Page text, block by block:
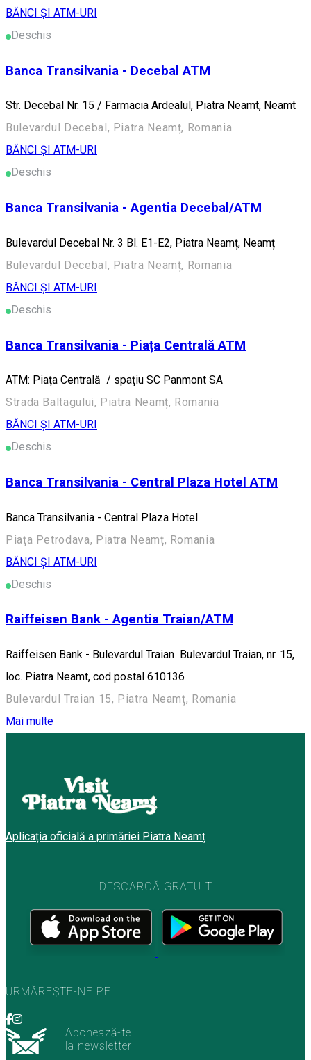
BĂNCI ȘI ATM-URI
Deschis
Banca Transilvania - Decebal ATM
Str. Decebal Nr. 15 / Farmacia Ardealul, Piatra Neamt, Neamt
Bulevardul Decebal, Piatra Neamț, Romania
BĂNCI ȘI ATM-URI
Deschis
Banca Transilvania - Agentia Decebal/ATM
Bulevardul Decebal Nr. 3 Bl. E1-E2, Piatra Neamț, Neamț
Bulevardul Decebal, Piatra Neamț, Romania
BĂNCI ȘI ATM-URI
Deschis
Banca Transilvania - Piața Centrală ATM
ATM: Piața Centrală / spațiu SC Panmont SA
Strada Baltagului, Piatra Neamț, Romania
BĂNCI ȘI ATM-URI
Deschis
Banca Transilvania - Central Plaza Hotel ATM
Banca Transilvania - Central Plaza Hotel
Piața Petrodava, Piatra Neamț, Romania
BĂNCI ȘI ATM-URI
Deschis
Raiffeisen Bank - Agentia Traian/ATM
Raiffeisen Bank - Bulevardul Traian Bulevardul Traian, nr. 15,
loc. Piatra Neamt, cod postal 610136
Bulevardul Traian 15, Piatra Neamț, Romania
Mai multe
Aplicația oficială a primăriei Piatra Neamț
DESCARCĂ GRATUIT
URMĂREȘTE-NE PE
Abonează-te
la newsletter